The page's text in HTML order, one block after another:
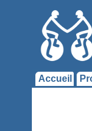
Accueil